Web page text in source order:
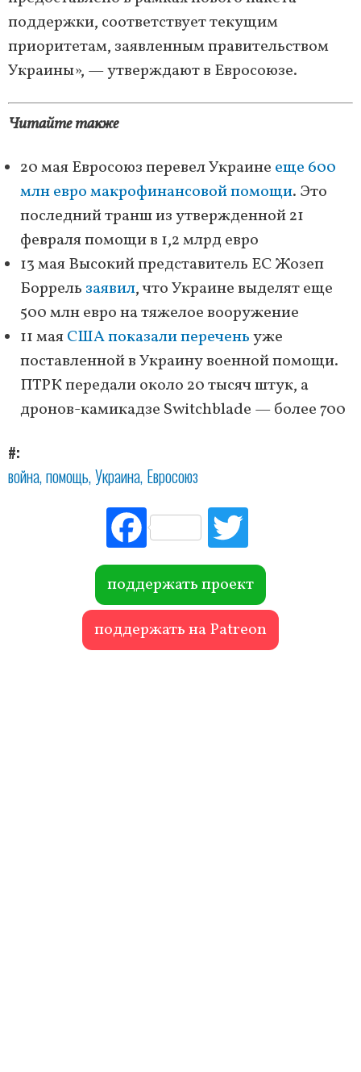
поддержки, соответствует текущим
приоритетам, заявленным правительством
Украины», — утверждают в Евросоюзе.
Читайте также
20 мая Евросоюз перевел Украине еще 600
млн евро макрофинансовой помощи. Это
последний транш из утвержденной 21
февраля помощи в 1,2 млрд евро
13 мая Высокий представитель ЕС Жозеп
Боррель заявил, что Украине выделят еще
500 млн евро на тяжелое вооружение
11 маяСША показали переченьуже
поставленной в Украину военной помощи.
ПТРК передали около 20 тысяч штук, а
дронов-камикадзе Switchblade — более 700
#
война помощь Украина Евросоюз
Fac
ebo
ok r
поддержать проект
поддержать на Patreon